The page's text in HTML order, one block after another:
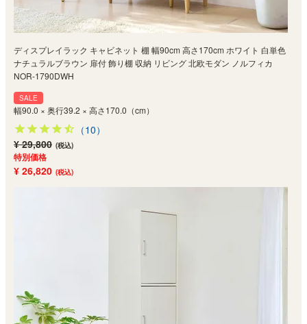
ディスプレイラック キャビネット 棚 幅90cm 高さ170cm ホワイト 白単色
ナチュラルブラウン 扉付 飾り棚 収納 リビング 北欧モダン ノルフィカ
NOR-1790DWH
SALE
幅90.0 × 奥行39.2 × 高さ170.0（cm）
（10）
¥ 29,800 (税込)
特別価格
¥ 26,820 (税込)